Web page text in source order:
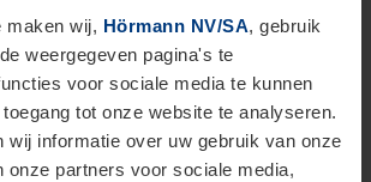
maken wij, Hörmann NV/SA, gebruik
weergegeven pagina's te
voor sociale media te kunnen
tot onze website te analyseren.
wij informatie over uw gebruik van onze
onze partners voor sociale media,